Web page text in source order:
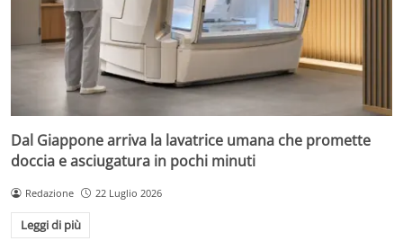
Dal Giappone arriva la lavatrice umana che promette
doccia e asciugatura in pochi minuti
Redazione 22 Luglio 2026
Leggi di più